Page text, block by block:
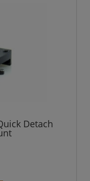
Detach